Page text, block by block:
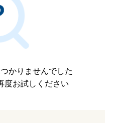
行っておりません。
ご自身で申請書をダウンロ
より、これまで通りふるさ
かりませんでした
度お試しください